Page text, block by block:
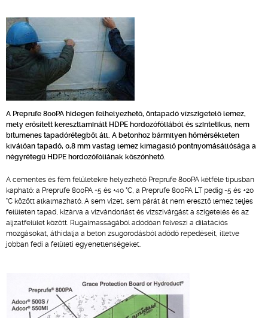
A Preprufe 800PA hidegen felhelyezhető, öntapadó vízszigetelő lemez,
mely erősített keresztlaminált HDPE hordozófóliából és szintetikus, nem
bitumenes tapadórétegből áll. A betonhoz bármilyen hőmérsékleten
kiválóan tapadó, 0,8 mm vastag lemez kimagasló pontnyomásállósága a
négyrétegű HDPE hordozófóliának köszönhető.
A cementes és fém felületekre helyezhető Preprufe 800PA kétféle típusban
kapható: a Preprufe 800PA +5 és +40 °C, a Preprufe 800PA LT pedig -5 és +20
°C között alkalmazható. A sem vizet, sem párát át nem eresztő lemez teljes
felületen tapad, kizárva a vízvándorlást és vízszivárgást a szigetelés és az
aljzatfelület között. Rugalmasságából adódóan felveszi a dilatációs
mozgásokat, áthidalja a beton zsugorodásból adódó repedéseit, illetve
jobban fedi a felületi egyenetlenségeket.